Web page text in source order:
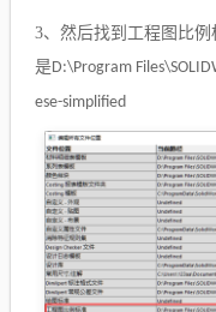
3、 然后找到工程图比
是D:\Program
ese-simplified